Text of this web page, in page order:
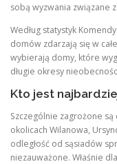
sobą wyzwania związane
Według statystyk
domów zdarzają się w
wybierają domy, które
długie okresy
Kto jest
Szczególnie zagrożone
okolicach Wilanowa,
odległość od sąsiadów
niezauważone. Właśnie